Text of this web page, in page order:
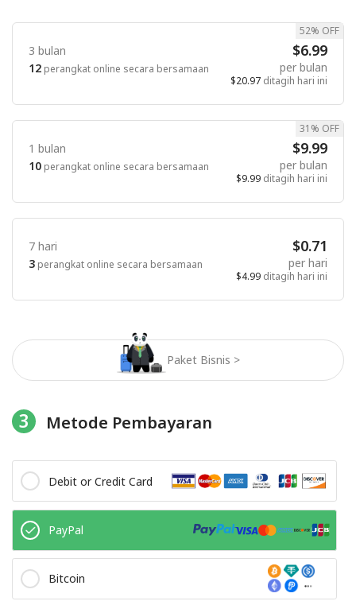
Paket Bisnis >
3 bulan
12 perangkat online secara bersamaan
$6.99
per bulan
$20.97 ditagih hari ini
52% OFF
1 bulan
10 perangkat online secara bersamaan
$9.99
per bulan
$9.99 ditagih hari ini
31% OFF
7 hari
3 perangkat online secara bersamaan
$0.71
per hari
$4.99 ditagih hari ini
3 Metode Pembayaran
Debit or Credit Card
PayPal
Bitcoin